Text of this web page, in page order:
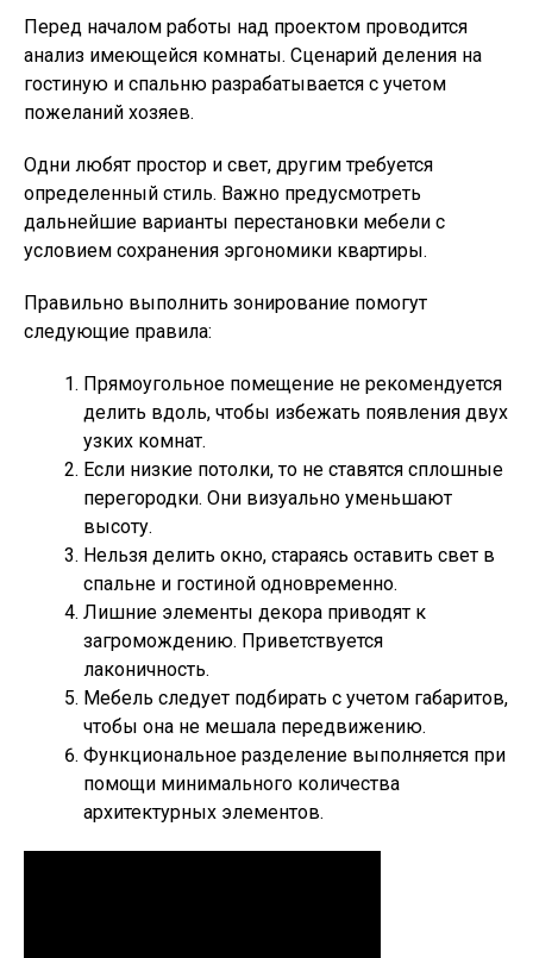
Перед началом работы над проектом проводится
анализ имеющейся комнаты. Сценарий деления на
гостиную и спальню разрабатывается с учетом
пожеланий хозяев.
Одни любят простор и свет, другим требуется
определенный стиль. Важно предусмотреть
дальнейшие варианты перестановки мебели с
условием сохранения эргономики квартиры.
Правильно выполнить зонирование помогут
следующие правила:
Прямоугольное помещение не рекомендуется
делить вдоль, чтобы избежать появления двух
узких комнат.
Если низкие потолки, то не ставятся сплошные
перегородки. Они визуально уменьшают
высоту.
Нельзя делить окно, стараясь оставить свет в
спальне и гостиной одновременно.
Лишние элементы декора приводят к
загромождению. Приветствуется
лаконичность.
Мебель следует подбирать с учетом габаритов,
чтобы она не мешала передвижению.
Функциональное разделение выполняется при
помощи минимального количества
архитектурных элементов.